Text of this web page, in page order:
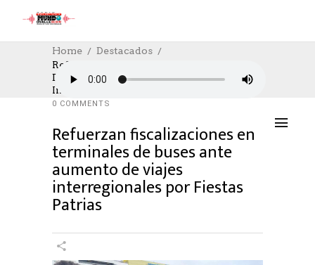
Home
Destacados
Refuerzan Fiscalizaciones En Terminales
De Buses Ante Aumento De Viajes
Interregionales Por Fiestas Patrias
DESTACADOS POLICIAL,SOCIAL
16/09/2022
AUTHOR: HECTOR
0 COMMENTS
Refuerzan fiscalizaciones en
terminales de buses ante
aumento de viajes
interregionales por Fiestas
Patrias